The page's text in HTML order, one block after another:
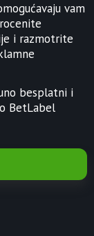
vam
i razmotrite
besplatni i
BetLabel